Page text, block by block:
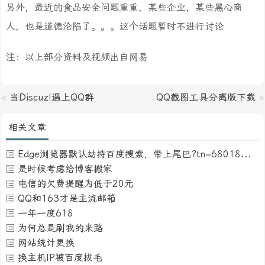
另外，最近的食品安全问题重重，某些企业，某些黑心商
人，也是道德沦陷了。。。这个话题暂时不进行讨论
注：以上部分资料及视频出自网易
« 当Discuz!遇上QQ群 QQ截图工具分离版下载 »
相关文章
Edge浏览器默认劫持百度搜索，带上尾巴?tn=68018901_16_pg
是时候考虑给博客搬家
电信的欠费提醒为低于20元
QQ和163才是主流邮箱
一年一度618
为何总是刷我的来路
网站统计更换
换主机IP被百度拔毛